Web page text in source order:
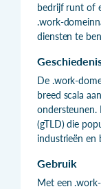
bedrijf runt of
.work-
diensten te
De .work-
breed scala
ondersteunen.
(gTLD) die
industrieën en
Gebruik
Met een